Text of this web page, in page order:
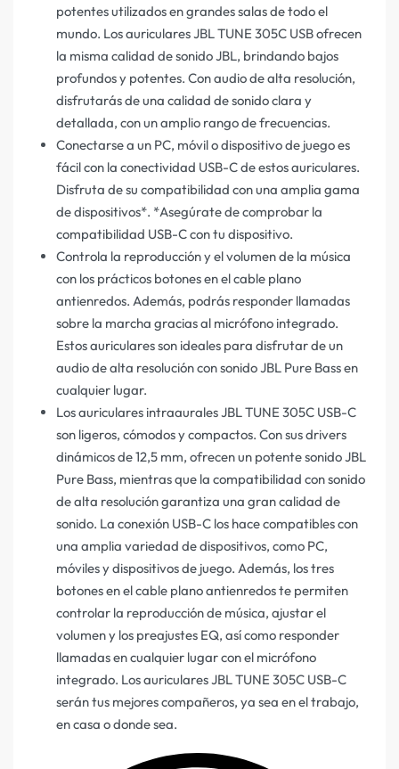
potentes utilizados en grandes salas de todo el
mundo. Los auriculares JBL TUNE 305C USB ofrecen
la misma calidad de sonido JBL, brindando bajos
profundos y potentes. Con audio de alta resolución,
disfrutarás de una calidad de sonido clara y
detallada, con un amplio rango de frecuencias.
Conectarse a un PC, móvil o dispositivo de juego es
fácil con la conectividad USB-C de estos auriculares.
Disfruta de su compatibilidad con una amplia gama
de dispositivos*. *Asegúrate de comprobar la
compatibilidad USB-C con tu dispositivo.
Controla la reproducción y el volumen de la música
con los prácticos botones en el cable plano
antienredos. Además, podrás responder llamadas
sobre la marcha gracias al micrófono integrado.
Estos auriculares son ideales para disfrutar de un
audio de alta resolución con sonido JBL Pure Bass en
cualquier lugar.
Los auriculares intraaurales JBL TUNE 305C USB-C
son ligeros, cómodos y compactos. Con sus drivers
dinámicos de 12,5 mm, ofrecen un potente sonido JBL
Pure Bass, mientras que la compatibilidad con sonido
de alta resolución garantiza una gran calidad de
sonido. La conexión USB-C los hace compatibles con
una amplia variedad de dispositivos, como PC,
móviles y dispositivos de juego. Además, los tres
botones en el cable plano antienredos te permiten
controlar la reproducción de música, ajustar el
volumen y los preajustes EQ, así como responder
llamadas en cualquier lugar con el micrófono
integrado. Los auriculares JBL TUNE 305C USB-C
serán tus mejores compañeros, ya sea en el trabajo,
en casa o donde sea.